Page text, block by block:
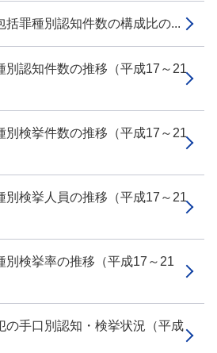
罪種別認知件数の構成比の...
認知件数の推移（平成17～21
検挙件数の推移（平成17～21
検挙人員の推移（平成17～21
検挙率の推移（平成17～21
手口別認知・検挙状況（平成